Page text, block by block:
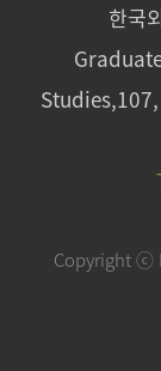
한국
Copyright ⓒ